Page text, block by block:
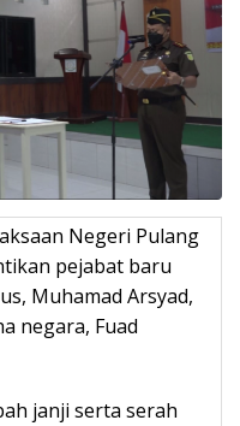
Negeri Pulang
pejabat baru
Muhamad Arsyad,
negara, Fuad
janji serta serah